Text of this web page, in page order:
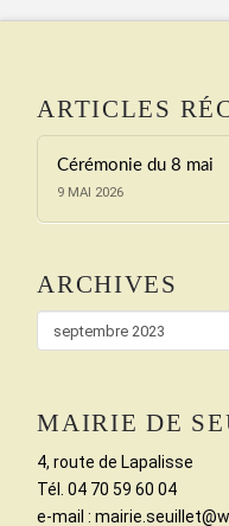
ARTICLES
Cérémonie du 8 mai
9 MAI 2026
ARCHIVES
Archives
MAIRIE DE
4, route de Lapalisse
Tél. 04 70 59 60 04
e-mail :